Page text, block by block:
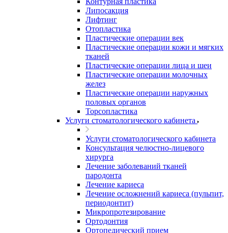
Липосакция
Лифтинг
Отопластика
Пластические операции век
Пластические операции кожи и мягких
тканей
Пластические операции лица и шеи
Пластические операции молочных
желез
Пластические операции наружных
половых органов
Торсопластика
Услуги стоматологического кабинета
Услуги стоматологического кабинета
Консультация челюстно-лицевого
хирурга
Лечение заболеваний тканей
пародонта
Лечение кариеса
Лечение осложнений кариеса (пульпит,
периодонтит)
Микропротезирование
Ортодонтия
Ортопедический прием